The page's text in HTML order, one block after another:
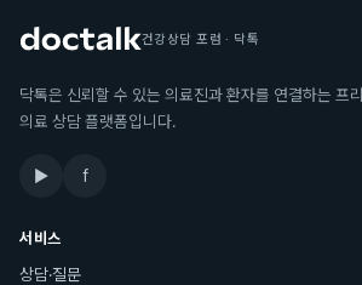
건강상담 포럼 · 닥톡
닥톡은 신뢰할 수 있는 의료진과 환자를 연결하는 프
의료 상담 플랫폼입니다.
▶ f
서비스
상담·질문